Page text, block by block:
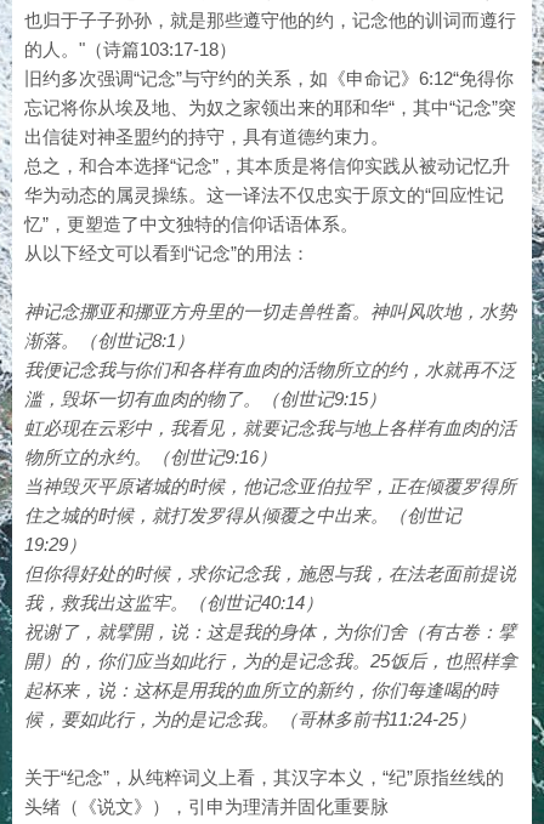
也归于子子孙孙，就是那些遵守他的约，记念他的训词而遵行
的人。"（诗篇103:17-18）
旧约多次强调“记念”与守约的关系，如《申命记》6:12“免得你
忘记将你从埃及地、为奴之家领出来的耶和华“，其中“记念”突
出信徒对神圣盟约的持守，具有道德约束力。
总之，和合本选择“记念”，其本质是将信仰实践从被动记忆升
华为动态的属灵操练。这一译法不仅忠实于原文的“回应性记
忆”，更塑造了中文独特的信仰话语体系。
从以下经文可以看到“记念”的用法：
神记念挪亚和挪亚方舟里的一切走兽牲畜。神叫风吹地，水势
渐落。（创世记8:1）
我便记念我与你们和各样有血肉的活物所立的约，水就再不泛
滥，毁坏一切有血肉的物了。（创世记9:15）
虹必现在云彩中，我看见，就要记念我与地上各样有血肉的活
物所立的永约。（创世记9:16）
当神毁灭平原诸城的时候，他记念亚伯拉罕，正在倾覆罗得所
住之城的时候，就打发罗得从倾覆之中出来。（创世记
19:29）
但你得好处的时候，求你记念我，施恩与我，在法老面前提说
我，救我出这监牢。（创世记40:14）
祝谢了，就擘開，说：这是我的身体，为你们舍（有古卷：擘
開）的，你们应当如此行，为的是记念我。25饭后，也照样拿
起杯来，说：这杯是用我的血所立的新约，你们每逢喝的時
候，要如此行，为的是记念我。（哥林多前书11:24-25）
关于“纪念”，从纯粹词义上看，其汉字本义，“纪”原指丝线的
头绪（《说文》），引申为理清并固化重要脉